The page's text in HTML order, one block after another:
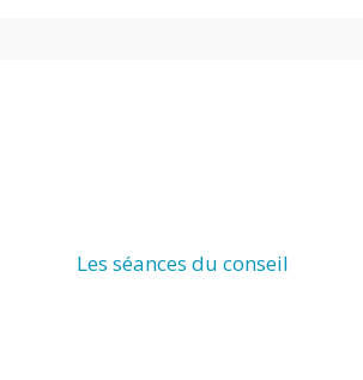
Les séances du conseil